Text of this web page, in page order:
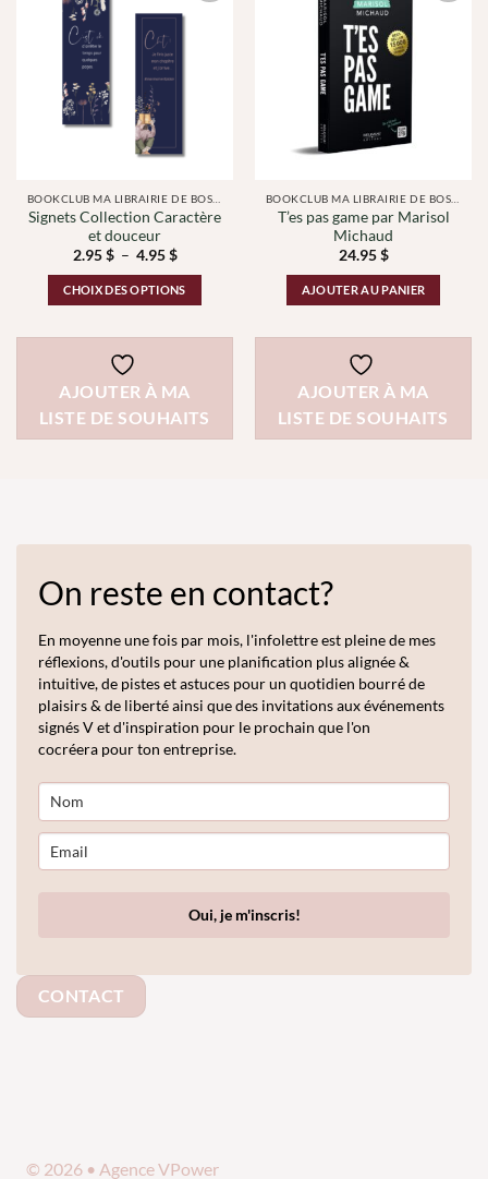
AJOUTER
À MA
LISTE DE
SOUHAITS
Signets Collection Caractère
et douceur
2.95$ – 4.95$Plage
prix :
2.95 $
à
CHOIX DES OPTIONS
produit
a
plusieurs
Les
sur
page
produit
AJOUTER À MA
LISTE DE SOUHAITS
AJOUTER
À MA
LISTE DE
T’es pas game par Marisol
Michaud
24.95$
AJOUTER AU PANIER
AJOUTER À MA
LISTE DE SOUHAITS
On reste en contact?
En moyenne une fois par mois, l'infolettre est pleine de mes
réflexions, d'outils pour une planification plus alignée &
intuitive, de pistes et astuces pour un quotidien bourré de
plaisirs & de liberté ainsi que des invitations aux événements
signés V et d'inspiration pour le prochain que l'on
cocréera pour ton entreprise.
Oui, je m'inscris!
CONTACT
© 2026 • Agence VPower